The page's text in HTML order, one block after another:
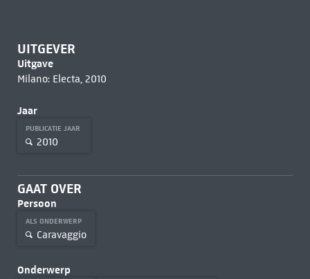
UITGEVER
Uitgave
Milano: Electa, 2010
Jaar
PUBLICATIE JAAR
2010
GAAT OVER
Persoon
ALS ONDERWERP
Caravaggio
Onderwerp